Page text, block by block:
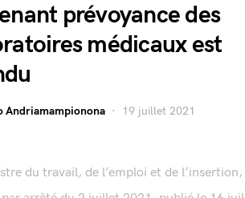
prévoyance des
médicaux est
Andriamampionona 19 juillet 2021
du travail, de l’emploi et de l’insertion,